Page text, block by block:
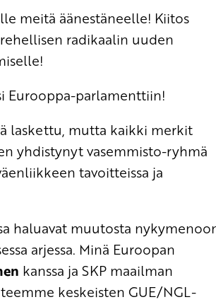
meitä äänestäneelle! Kiitos
radikaalin uuden
Eurooppa-parlamenttiin!
laskettu, mutta kaikki merkit
yhdistynyt vasemmisto-ryhmä
tavoitteissa ja
haluavat muutosta
arjessa. Minä Euroopan
kanssa ja SKP maailman
keskeisten GUE/NGL-